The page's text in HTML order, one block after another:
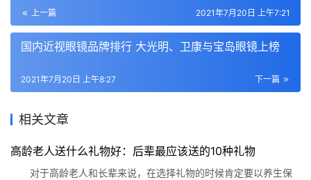
上一篇 2021年7月20日 上午7:21
国内近视眼镜品牌排行 大光明、卫康与宝岛眼镜上榜
下一篇
2021年7月20日 上午8:27
相关文章
高龄老人送什么礼物好：后辈最应该送的10种礼物
对于高龄老人和长辈来说，在选择礼物的时候肯定要以养生保